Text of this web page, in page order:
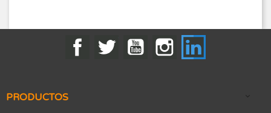
FacebookTwitter YouTubeInstagram
PRODUCTOS 